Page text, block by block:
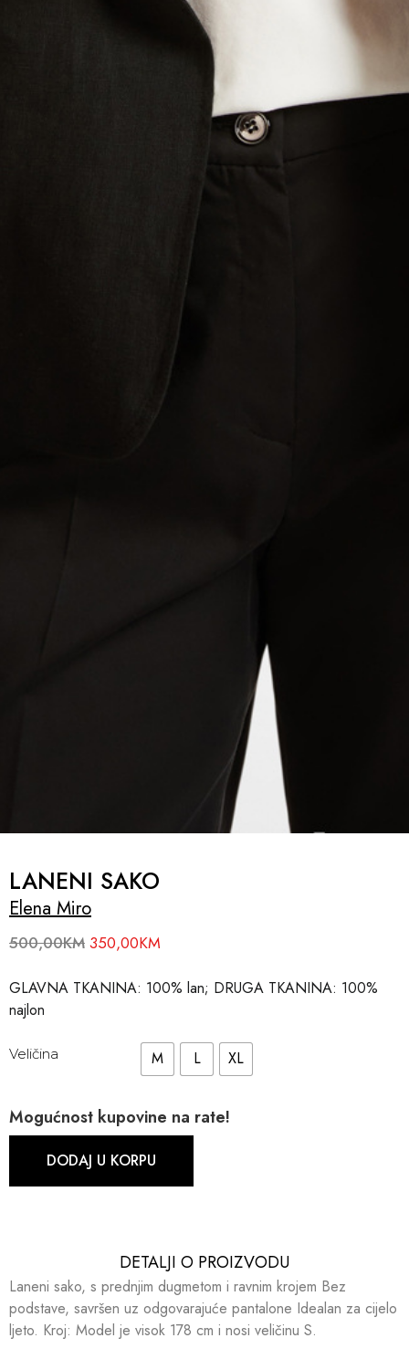
LANENI SAKO
Elena Miro
500,00KM 350,00KM
GLAVNA TKANINA: 100% lan; DRUGA TKANINA: 100%
najlon
Veličina M L XL
Mogućnost kupovine na rate!
DODAJ U KORPU
DETALJI O PROIZVODU​​
Laneni sako, s prednjim dugmetom i ravnim krojem Bez
podstave, savršen uz odgovarajuće pantalone Idealan za cijelo
ljeto. Kroj: Model je visok 178 cm i nosi veličinu S.